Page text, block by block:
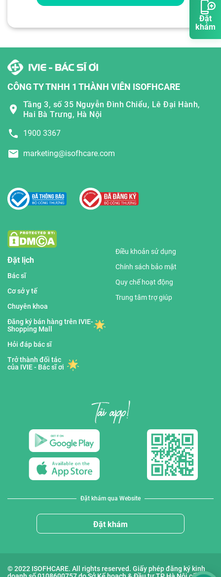
Đặt
khám
CÔNG TY TNHH 1 THÀNH VIÊN ISOFHCARE
Tầng 3, số 35 Nguyễn Đình Chiểu, Lê Đại Hành,
Hai Bà Trưng, Hà Nội
1900 3367
marketing@isofhcare.com
Đặt lịch
Bác sĩ
Cơ sở y tế
Chuyên khoa
Đăng ký bán hàng trên IVIE-
Shopping Mall
Hỏi đáp bác sĩ
Trở thành đối tác
của IVIE - Bác sĩ ơi
Điều khoản sử dụng
Chính sách bảo mật
Quy chế hoạt động
Trung tâm trợ giúp
Đặt khám qua Website
Đặt khám
© 2022 ISOFHCARE. All rights reserved. Giấy phép đăng ký kinh